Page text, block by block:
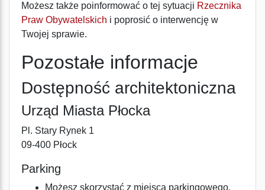
Możesz także poinformować o tej sytuacji Rzecznika
Praw Obywatelskich i poprosić o interwencję w
Twojej sprawie.
Pozostałe informacje
Dostępność architektoniczna
Urząd Miasta Płocka
Pl. Stary Rynek 1
09-400 Płock
Parking
Możesz skorzystać z miejsca parkingowego.